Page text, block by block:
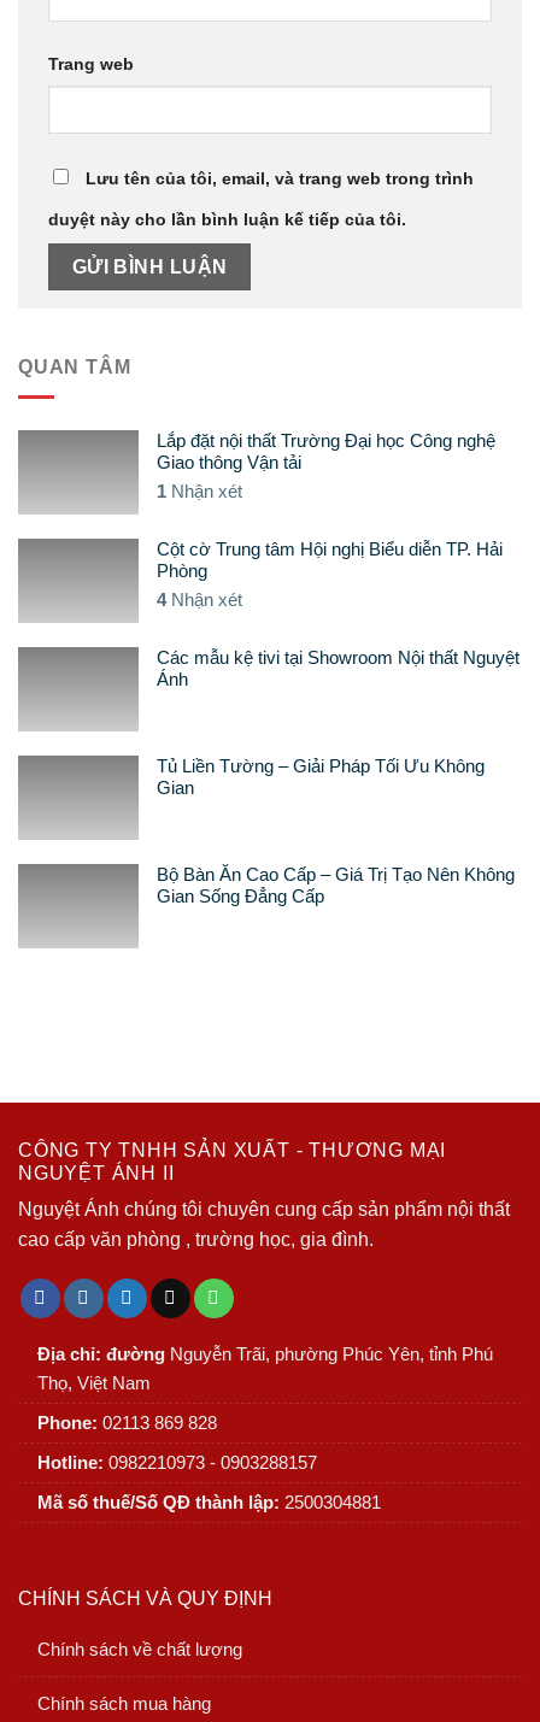
Trang web
Lưu tên của tôi, email, và trang web trong trình
duyệt này cho lần bình luận kế tiếp của tôi.
QUAN TÂM
Lắp đặt nội thất Trường Đại học Công nghệ
Giao thông Vận tải
1 Nhận xét
Cột cờ Trung tâm Hội nghị Biểu diễn TP. Hải
Phòng
4Nhận xét
Các mẫu kệ tivi tại Showroom Nội thất Nguyệt
Ánh
Tủ Liền Tường – Giải Pháp Tối Ưu Không
Gian
Bộ Bàn Ăn Cao Cấp – Giá Trị Tạo Nên Không
Gian Sống Đẳng Cấp
CÔNG TY TNHH SẢN XUẤT - THƯƠNG MẠI
NGUYỆT ÁNH II
Nguyệt Ánh chúng tôi chuyên cung cấp sản phẩm nội thất
cao cấp văn phòng , trường học, gia đình.
Địa chỉ: đường Nguyễn Trãi, phường Phúc Yên, tỉnh Phú
Thọ, Việt Nam
Phone: 02113 869 828
Hotline: 0982210973 - 0903288157
Mã số thuế/Số QĐ thành lập: 2500304881
CHÍNH SÁCH VÀ QUY ĐỊNH
Chính sách về chất lượng
Chính sách mua hàng